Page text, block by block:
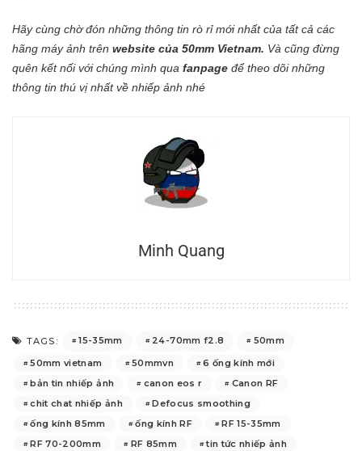
Hãy cùng chờ đón những thông tin rò rỉ mới nhất của tất cả các
hãng máy ảnh trên website của 50mm Vietnam. Và cũng đừng
quên kết nối với chúng mình qua fanpage để theo dõi những
thông tin thú vị nhất về nhiếp ảnh nhé
Minh Quang
TAGS: 15-35mm 24-70mm f2.8
50mm
50mm vietnam
50mmvn
6 ống kính mới
bản tin nhiếp ảnh
canon eos r
Canon RF
chit chat nhiếp ảnh
Defocus smoothing
ống kính 85mm
ống kính RF
RF 15-35mm
RF 70-200mm
RF 85mm
tin tức nhiếp ảnh